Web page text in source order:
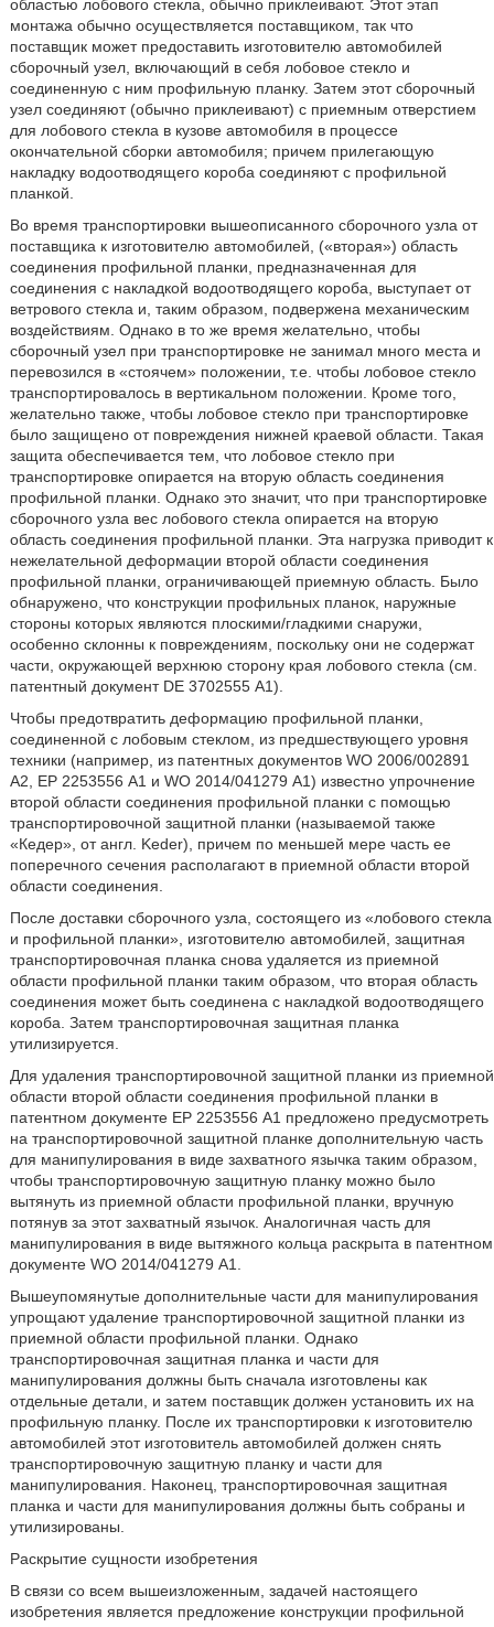
областью лобового стекла, обычно приклеивают. Этот этап
монтажа обычно осуществляется поставщиком, так что
поставщик может предоставить изготовителю автомобилей
сборочный узел, включающий в себя лобовое стекло и
соединенную с ним профильную планку. Затем этот сборочный
узел соединяют (обычно приклеивают) с приемным отверстием
для лобового стекла в кузове автомобиля в процессе
окончательной сборки автомобиля; причем прилегающую
накладку водоотводящего короба соединяют с профильной
планкой.
Во время транспортировки вышеописанного сборочного узла от
поставщика к изготовителю автомобилей, («вторая») область
соединения профильной планки, предназначенная для
соединения с накладкой водоотводящего короба, выступает от
ветрового стекла и, таким образом, подвержена механическим
воздействиям. Однако в то же время желательно, чтобы
сборочный узел при транспортировке не занимал много места и
перевозился в «стоячем» положении, т.е. чтобы лобовое стекло
транспортировалось в вертикальном положении. Кроме того,
желательно также, чтобы лобовое стекло при транспортировке
было защищено от повреждения нижней краевой области. Такая
защита обеспечивается тем, что лобовое стекло при
транспортировке опирается на вторую область соединения
профильной планки. Однако это значит, что при транспортировке
сборочного узла вес лобового стекла опирается на вторую
область соединения профильной планки. Эта нагрузка приводит к
нежелательной деформации второй области соединения
профильной планки, ограничивающей приемную область. Было
обнаружено, что конструкции профильных планок, наружные
стороны которых являются плоскими/гладкими снаружи,
особенно склонны к повреждениям, поскольку они не содержат
части, окружающей верхнюю сторону края лобового стекла (см.
патентный документ DE 3702555 А1).
Чтобы предотвратить деформацию профильной планки,
соединенной с лобовым стеклом, из предшествующего уровня
техники (например, из патентных документов WO 2006/002891
A2, ЕР 2253556 А1 и WO 2014/041279 А1) известно упрочнение
второй области соединения профильной планки с помощью
транспортировочной защитной планки (называемой также
«Кедер», от англ. Keder), причем по меньшей мере часть ее
поперечного сечения располагают в приемной области второй
области соединения.
После доставки сборочного узла, состоящего из «лобового стекла
и профильной планки», изготовителю автомобилей, защитная
транспортировочная планка снова удаляется из приемной
области профильной планки таким образом, что вторая область
соединения может быть соединена с накладкой водоотводящего
короба. Затем транспортировочная защитная планка
утилизируется.
Для удаления транспортировочной защитной планки из приемной
области второй области соединения профильной планки в
патентном документе ЕР 2253556 А1 предложено предусмотреть
на транспортировочной защитной планке дополнительную часть
для манипулирования в виде захватного язычка таким образом,
чтобы транспортировочную защитную планку можно было
вытянуть из приемной области профильной планки, вручную
потянув за этот захватный язычок. Аналогичная часть для
манипулирования в виде вытяжного кольца раскрыта в патентном
документе WO 2014/041279 А1.
Вышеупомянутые дополнительные части для манипулирования
упрощают удаление транспортировочной защитной планки из
приемной области профильной планки. Однако
транспортировочная защитная планка и части для
манипулирования должны быть сначала изготовлены как
отдельные детали, и затем поставщик должен установить их на
профильную планку. После их транспортировки к изготовителю
автомобилей этот изготовитель автомобилей должен снять
транспортировочную защитную планку и части для
манипулирования. Наконец, транспортировочная защитная
планка и части для манипулирования должны быть собраны и
утилизированы.
Раскрытие сущности изобретения
В связи со всем вышеизложенным, задачей настоящего
изобретения является предложение конструкции профильной